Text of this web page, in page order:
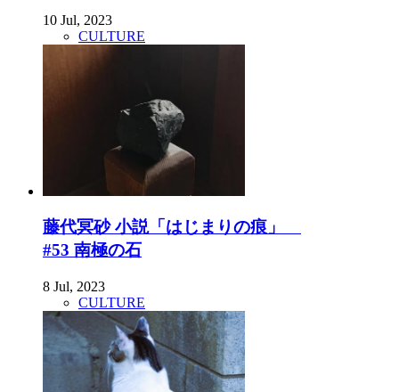
10 Jul, 2023
CULTURE
藤代冥砂 小説「はじまりの痕」
#53 南極の石
8 Jul, 2023
CULTURE